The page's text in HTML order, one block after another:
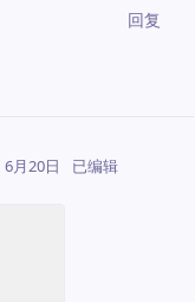
回复
6月20日 已编辑